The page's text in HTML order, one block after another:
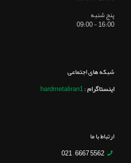
پنج شنبه
16:00 - 09:00
شبکه های اجتماعی
اینستاگرام:
hardmetaliran1
ارتباط با ما
5562 6667 – 021